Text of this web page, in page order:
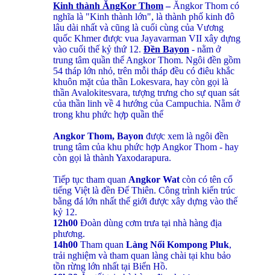
Kinh thành ĂngKor Thom–Ăngkor Thom có
nghĩa là "Kinh thành lớn", là thành phố kinh đô
lâu dài nhất và cũng là cuối cùng của Vương
quốc Khmer được vua Jayavarman VII xây dựng
vào cuối thế kỷ thứ 12. Đền Bayon - nằm ở
trung tâm quần thể Angkor Thom. Ngôi đền gồm
54 tháp lớn nhỏ, trên mỗi tháp đều có điêu khắc
khuôn mặt của thần Lokesvara, hay còn gọi là
thần Avalokitesvara, tượng trưng cho sự quan sát
của thần linh về 4 hướng của Campuchia. Nằm ở
trong khu phức hợp quần thể
Angkor Thom, Bayon được xem là ngôi đền
trung tâm của khu phức hợp Angkor Thom - hay
còn gọi là thành Yaxodarapura.
Tiếp tục tham quan Angkor Wat còn có tên cổ
tiếng Việt là đền Đế Thiên. Công trình kiến trúc
bằng đá lớn nhất thế giới được xây dựng vào thế
kỷ 12.
12h00 Đoàn dùng cơm trưa tại nhà hàng địa
phương.
14h00 Tham quan Làng Nổi Kompong Pluk,
trải nghiệm và tham quan làng chài tại khu bảo
tồn rừng lớn nhất tại Biển Hồ.